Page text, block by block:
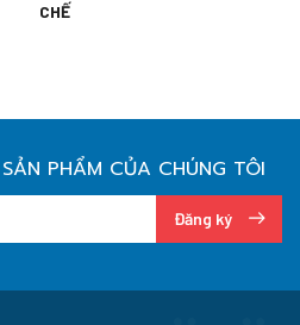
CHẾ
PHẨM CỦA CHÚNG TÔI
Đăng ký